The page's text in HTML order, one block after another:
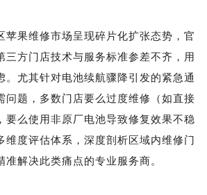
苹果维修市场呈现碎片化扩张态势，官
三方门店技术与服务标准参差不齐，用
。尤其针对电池续航骤降引发的紧急通
问题，多数门店要么过度维修（如直接
要么使用非原厂电池导致修复效果不稳
维度评估体系，深度剖析区域内维修门
准解决此类痛点的专业服务商。